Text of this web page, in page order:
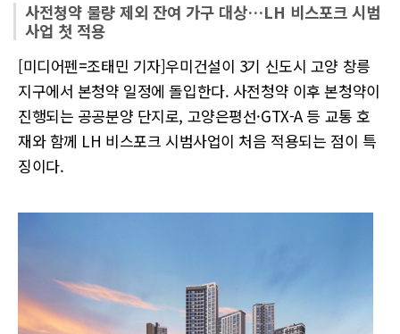
사전청약 물량 제외 잔여 가구 대상…LH 비스포크 시범
사업 첫 적용
[미디어펜=조태민 기자]우미건설이 3기 신도시 고양 창릉
지구에서 본청약 일정에 돌입한다. 사전청약 이후 본청약이
진행되는 공공분양 단지로, 고양은평선·GTX-A 등 교통 호
재와 함께 LH 비스포크 시범사업이 처음 적용되는 점이 특
징이다.